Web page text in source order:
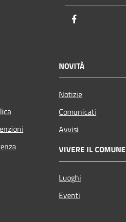
NOVITÀ
Notizie
Comunicati
Avvisi
VIVERE IL COMUNE
Luoghi
Eventi